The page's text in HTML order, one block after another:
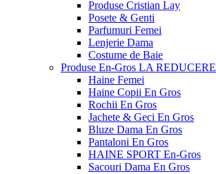
Produse Cristian Lay
Posete & Genti
Parfumuri Femei
Lenjerie Dama
Costume de Baie
Produse En-Gros LA REDUCERE
Haine Femei
Haine Copii En Gros
Rochii En Gros
Jachete & Geci En Gros
Bluze Dama En Gros
Pantaloni En Gros
HAINE SPORT En-Gros
Sacouri Dama En Gros